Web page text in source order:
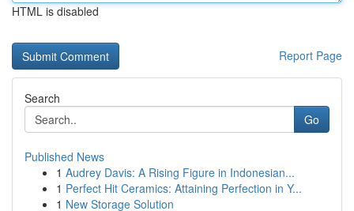
HTML is disabled
Report Page
Search
Go
Published News
1 Audrey Davis: A Rising Figure in Indonesian...
1 Perfect Hit Ceramics: Attaining Perfection in Y...
1 New Storage Solution